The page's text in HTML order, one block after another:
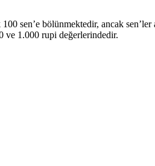
sen’e bölünmektedir, ancak
ve 1.000 rupi değerlerindedir.